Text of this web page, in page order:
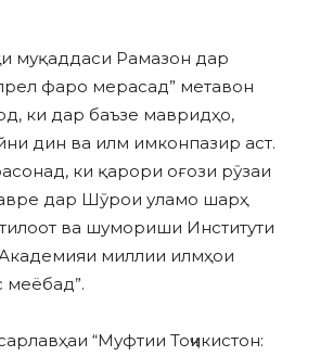
муқаддаси Рамазон дар
фаро мерасад” метавон
ки дар баъзе мавридҳо,
дин ва илм имконпазир аст.
ки қарори оғози рӯзаи
дар Шӯрои уламо шарҳ
ва шумориши Институти
миллии илмҳои
меёбад”.
“Муфтии Тоҷикистон: